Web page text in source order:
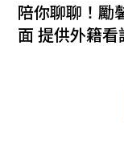
陪你聊聊！勵
面 提供外籍